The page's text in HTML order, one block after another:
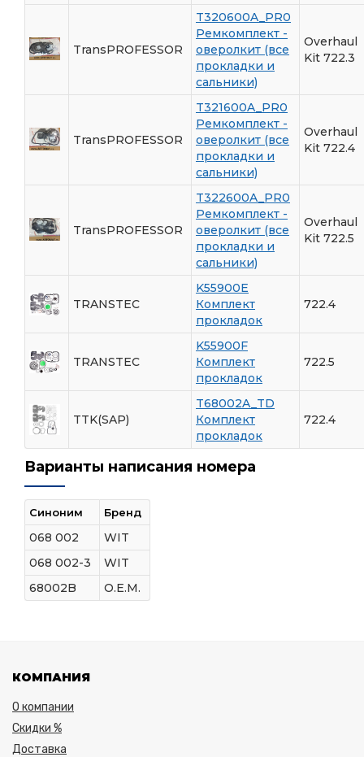
TransPROFESSOR
T320600A_PR0
Ремкомплект -
оверолкит (все
прокладки и
сальники)
Overhaul
Kit 722.3
TransPROFESSOR
T321600A_PR0
Ремкомплект -
оверолкит (все
прокладки и
сальники)
Overhaul
Kit 722.4
TransPROFESSOR
T322600A_PR0
Ремкомплект -
оверолкит (все
прокладки и
сальники)
Overhaul
Kit 722.5
TRANSTEC
K55900E
Комплект
прокладок
722.4
TRANSTEC
K55900F
Комплект
прокладок
722.5
TTK(SAP)
T68002A_TD
Комплект
прокладок
722.4
Варианты написания номера
Синоним Бренд
068 002
WIT
068 002-3
WIT
68002B
O.E.M.
КОМПАНИЯ
О компании
Скидки %
Доставка